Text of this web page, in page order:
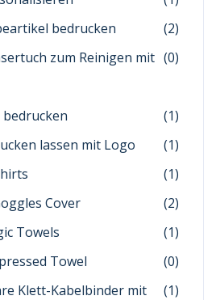
bedrucken
(2)
zum Reinigen mit (0)
(1)
lassen mit Logo
(1)
(1)
Cover
(2)
Towels
(1)
Towel
(0)
Klett-Kabelbinder mit
(1)